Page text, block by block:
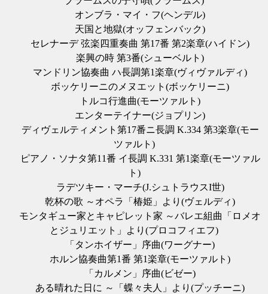
オンブラ・マイ・フ(ヘンデル)
天国と地獄(オッフェンバック)
セレナーデ 弦楽四重奏曲 第17番 第2楽章(ハイドン)
楽興の時 第3番(シューベルト)
マンドリン協奏曲 ハ長調第1楽章(ヴィヴァルディ)
ボッケリーニのメヌエット(ボッケリーニ)
トルコ行進曲(モーツァルト)
エンターテイナー(ジョプリン)
ディヴェルティメント第17番ニ長調 K.334 第3楽章(モー
ツァルト)
ピアノ・ソナタ第11番 イ長調 K.331 第1楽章(モーツァル
ト)
ラデツキー・マーチ(J.シュトラウスI世)
乾杯の歌 ～オペラ「椿姫」より(ヴェルディ)
モンタギュー家とキャピレット家 ～バレエ組曲「ロメオ
とジュリエット」より(プロコフィエフ)
「タンホイザー」序曲(ワーグナー)
ホルン協奏曲第1番 第1楽章(モーツァルト)
「カルメン」序曲(ビゼー)
ある晴れた日に ～「蝶々夫人」より(プッチーニ)